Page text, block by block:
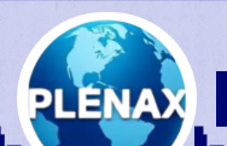
content